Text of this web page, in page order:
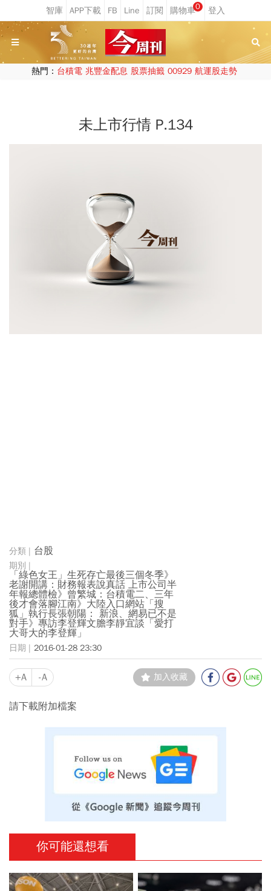
0
熱門： 台積電 兆豐金配息 股票抽籤 00929 航運股走勢
未上市行情 P.134
台股
「綠色女王」生死存亡最後三個冬季》
老謝開講：財務報表說真話 上市公司半
年報總體檢》曾繁城：台積電二、三年
後才會落腳江南》大陸入口網站「搜
狐」執行長張朝陽： 新浪、網易已不是
對手》專訪李登輝文膽李靜宜談「愛打
大哥大的李登輝」
2016-01-28 23:30
+A -A 加入收藏
請下載附加檔案
你可能還想看